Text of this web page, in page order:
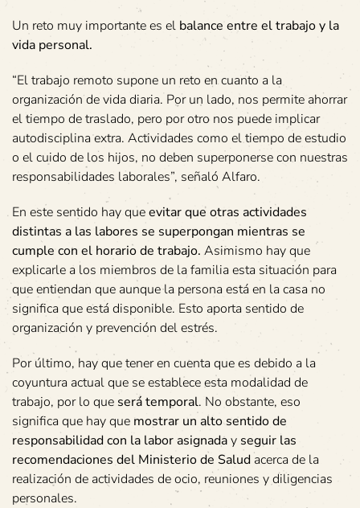
Un reto muy importante es el balance entre el trabajo y la
vida personal.
“El trabajo remoto supone un reto en cuanto a la
organización de vida diaria. Por un lado, nos permite ahorrar
el tiempo de traslado, pero por otro nos puede implicar
autodisciplina extra. Actividades como el tiempo de estudio
o el cuido de los hijos, no deben superponerse con nuestras
responsabilidades laborales”, señaló Alfaro.
En este sentido hay queevitar que otras actividades
distintas a las labores se superpongan mientras se
cumple con el horario de trabajo. Asimismo hay que
explicarle a los miembros de la familia esta situación para
que entiendan que aunque la persona está en la casa no
significa que está disponible. Esto aporta sentido de
organización y prevención del estrés.
Por último, hay que tener en cuenta que es debido a la
coyuntura actual que se establece esta modalidad de
trabajo, por lo que será temporal. No obstante, eso
significa que hay que mostrar un alto sentido de
responsabilidad con la labor asignaday seguir las
recomendaciones del Ministerio de Saludacerca de la
realización de actividades de ocio, reuniones y diligencias
personales.